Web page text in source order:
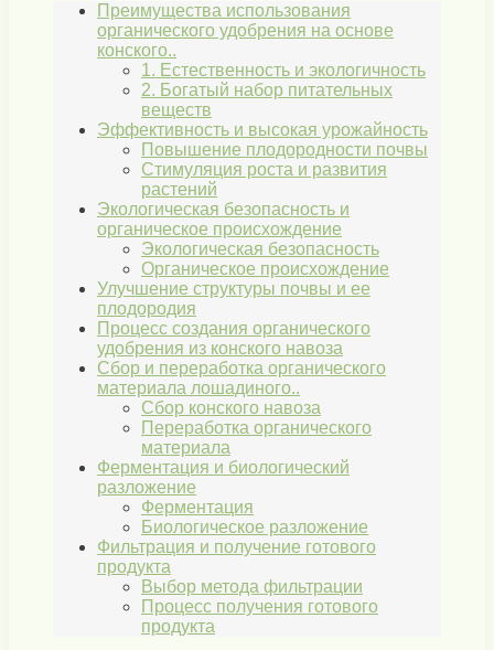
Преимущества использования
органического удобрения на основе
конского..
1. Естественность и экологичность
2. Богатый набор питательных
веществ
Эффективность и высокая урожайность
Повышение плодородности почвы
Стимуляция роста и развития
растений
Экологическая безопасность и
органическое происхождение
Экологическая безопасность
Органическое происхождение
Улучшение структуры почвы и ее
плодородия
Процесс создания органического
удобрения из конского навоза
Сбор и переработка органического
материала лошадиного..
Сбор конского навоза
Переработка органического
материала
Ферментация и биологический
разложение
Ферментация
Биологическое разложение
Фильтрация и получение готового
продукта
Выбор метода фильтрации
Процесс получения готового
продукта